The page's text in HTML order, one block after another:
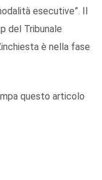
esecutive”. Il
del Tribunale
è nella fase
questo articolo